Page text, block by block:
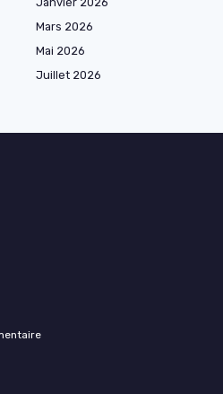
Mars 2026
Mai 2026
Juillet 2026